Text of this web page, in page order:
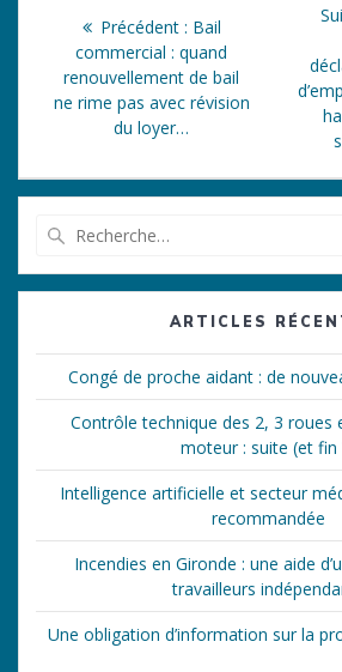
l’article
Précédent : Article
précédent
:
Bail
commercial : quand
renouvellement de bail
ne rime pas avec révision
du loyer…
:
ARTICLES
Congé de proche aidant : de
Contrôle technique des 2, 3 roues
moteur : suite (et fin
Intelligence artificielle et secteur
recommandée
Incendies en Gironde : une aide
travailleurs
Une obligation d’information sur la